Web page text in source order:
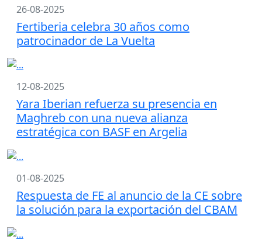
26-08-2025
Fertiberia celebra 30 años como
patrocinador de La Vuelta
12-08-2025
Yara Iberian refuerza su presencia en
Maghreb con una nueva alianza
estratégica con BASF en Argelia
01-08-2025
Respuesta de FE al anuncio de la CE sobre
la solución para la exportación del CBAM